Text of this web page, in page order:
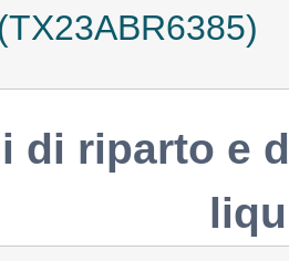
di riparto e